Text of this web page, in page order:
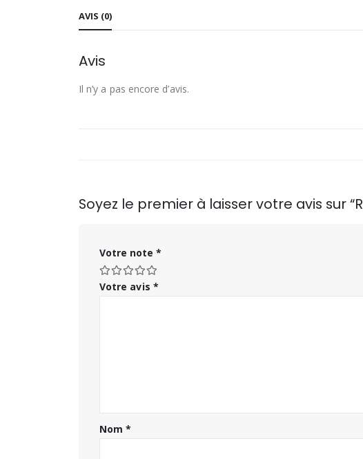
AVIS (0)
Avis
Il n’y a pas encore d’avis.
Soyez le premier à laisser votre avis sur
Votre note *
Votre avis *
Nom*